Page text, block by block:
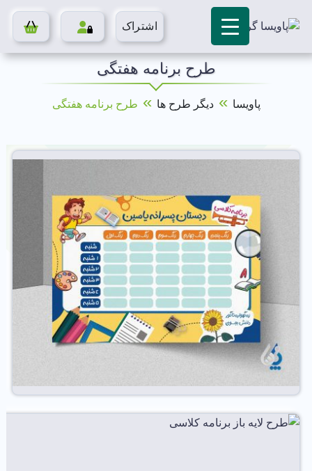
اشتراک
طرح برنامه هفتگی
پاویسا »دیگر طرح ها » طرح برنامه هفتگی